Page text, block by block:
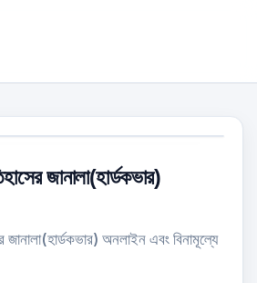
জানালা(হার্ডকভার)
অনলাইন এবং বিনামূল্যে